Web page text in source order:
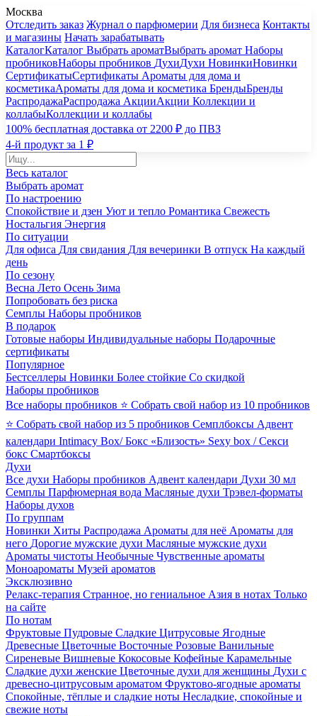
Москва
Отследить заказ Журнал о парфюмерии Для бизнеса Контакты
и магазины Начать зарабатывать
КаталогКаталог Выбрать ароматВыбрать аромат Наборы
пробниковНаборы пробников ДухиДухи НовинкиНовинки
СертификатыСертификаты Ароматы для дома и
косметикаАроматы для дома и косметика БрендыБренды
РаспродажаРаспродажа АкцииАкции Коллекции и
коллабыКоллекции и коллабы
100% бесплатная доставка от 2200 ₽ до ПВЗ
4-й продукт за 1 ₽
Весь каталог
Выбрать аромат
По настроению
Спокойствие и дзен Уют и тепло Романтика Свежесть
Ностальгия Энергия
По ситуации
Для офиса Для свидания Для вечеринки В отпуск На каждый
день
По сезону
Весна Лето Осень Зима
Попробовать без риска
Семплы Наборы пробников
В подарок
Готовые наборы Индивидуальные наборы Подарочные
сертификаты
Популярное
Бестселлеры Новинки Более стойкие Со скидкой
Наборы пробников
Все наборы пробников ⭐ Собрать свой набор из 10 пробников
⭐ Собрать свой набор из 5 пробников Семплбоксы Адвент
календари Intimacy Box/ Бокс «Близость» Sexy box / Секси
бокс Смартбоксы
Духи
Все духи Наборы пробников Адвент календари Духи 30 мл
Семплы Парфюмерная вода Масляные духи Трэвел-форматы
Наборы духов
По группам
Новинки Хиты Распродажа Ароматы для неё Ароматы для
него Дорогие мужские духи Масляные мужские духи
Ароматы чистоты Необычные Чувственные ароматы
Моноароматы Музей ароматов
Эксклюзивно
Релакс-терапия Странное, но гениальное Азия в нотах Только
на сайте
По нотам
Фруктовые Пудровые Сладкие Цитрусовые Ягодные
Древесные Цветочные Восточные Розовые Ванильные
Сиреневые Вишневые Кокосовые Кофейные Карамельные
Сладкие духи женские Цветочные духи для женщины Духи с
древесно-цитрусовым ароматом Фруктово-ягодные ароматы
Спокойные, тёплые и сладкие ноты Несладкие, спокойные и
свежие ноты